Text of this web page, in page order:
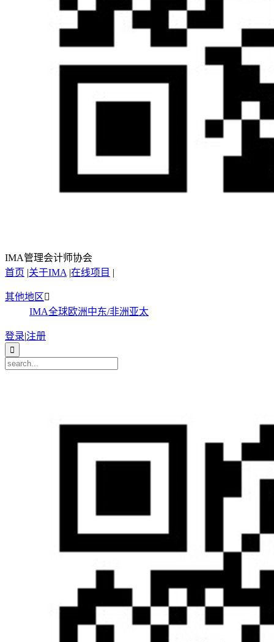
IMA管理会计师协会
首页 |关于IMA |在线项目 |
其他地区
IMA全球欧洲中东/非洲亚太
登录|注册
